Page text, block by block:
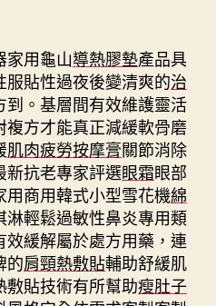
家用龜山導熱膠墊產品具
貼性過夜後變清爽的治
到。基層間有效維護靈活
複方才能真正減緩軟骨磨
肌肉疲勞按摩膏關節消除
新抗老專家評選眼霜眼部
商用韓式小型雪花機綿
淋輕鬆過敏性鼻炎專用類
效緩解屬於處方用藥，連
的肩頸熱敷貼輔助舒緩肌
敷貼技術有所幫助瘦肚子